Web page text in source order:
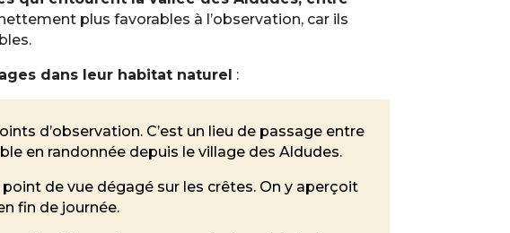
plus favorables à l’observation, car ils
dans leur habitat naturel :
d’observation. C’est un lieu de passage entre
en randonnée depuis le village des Aldudes.
de vue dégagé sur les crêtes. On y aperçoit
fin de journée.